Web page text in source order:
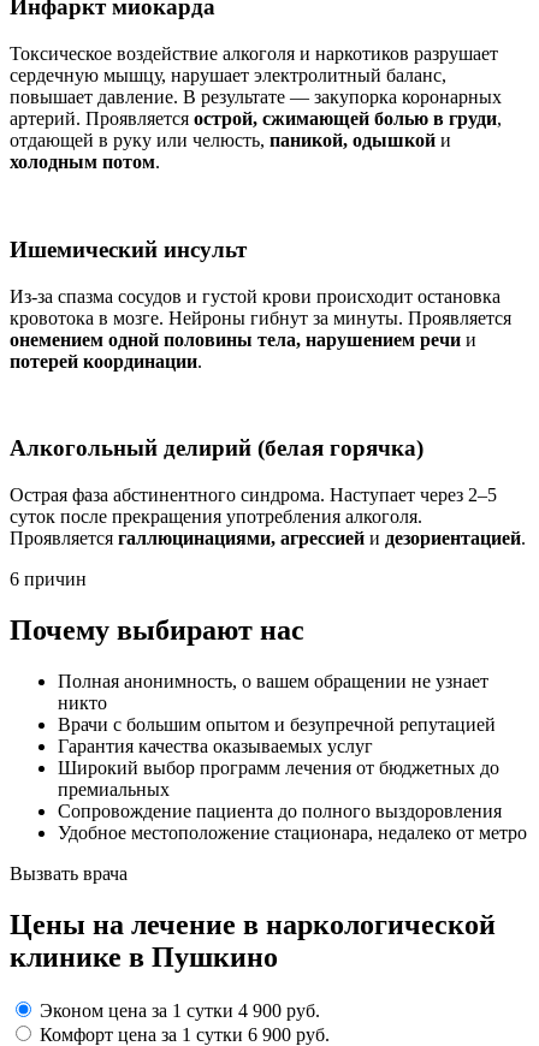
Инфаркт миокарда
Токсическое воздействие алкоголя и наркотиков разрушает
сердечную мышцу, нарушает электролитный баланс,
повышает давление. В результате — закупорка коронарных
артерий. Проявляется острой, сжимающей болью в груди,
отдающей в руку или челюсть, паникой, одышкой и
холодным потом.
Ишемический инсульт
Из-за спазма сосудов и густой крови происходит остановка
кровотока в мозге. Нейроны гибнут за минуты. Проявляется
онемением одной половины тела, нарушением речи и
потерей координации.
Алкогольный делирий (белая горячка)
Острая фаза абстинентного синдрома. Наступает через 2–5
суток после прекращения употребления алкоголя.
Проявляется галлюцинациями, агрессией и дезориентацией.
6 причин
Почему выбирают нас
Полная анонимность, о вашем обращении не узнает
никто
Врачи с большим опытом и безупречной репутацией
Гарантия качества оказываемых услуг
Широкий выбор программ лечения от бюджетных до
премиальных
Сопровождение пациента до полного выздоровления
Удобное местоположение стационара, недалеко от метро
Вызвать врача
Цены на лечение в наркологической
клинике в Пушкино
Эконом цена за 1 сутки 4 900 руб.
Комфорт цена за 1 сутки 6 900 руб.